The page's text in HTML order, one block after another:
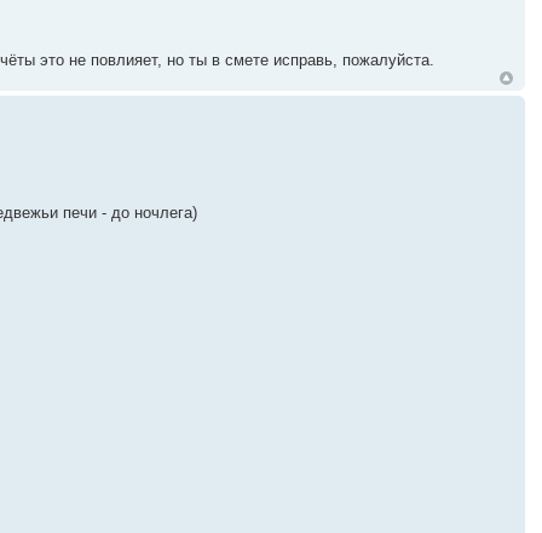
это не повлияет, но ты в смете исправь, пожалуйста.
печи - до ночлега)